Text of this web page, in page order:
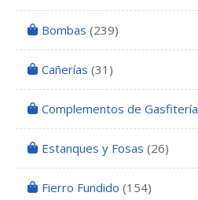
Bombas (239)
Cañerías (31)
Complementos de Gasfitería
Estanques y Fosas (26)
Fierro Fundido (154)